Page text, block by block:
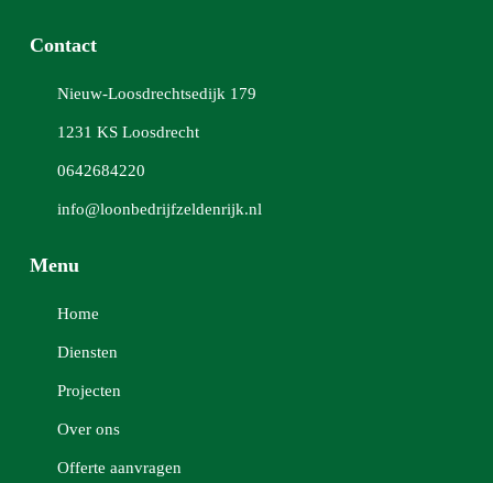
Contact
Nieuw-Loosdrechtsedijk 179
1231 KS Loosdrecht
0642684220
info@loonbedrijfzeldenrijk.nl
Menu
Home
Diensten
Projecten
Over ons
Offerte aanvragen